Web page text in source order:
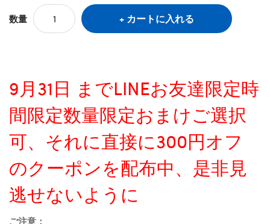
数量 カートに入れる
9月31日 までLINEお友達限定時
間限定数量限定おまけご選択
可、それに直接に300円オフ
のクーポンを配布中、是非見
逃せないように
ご注意：